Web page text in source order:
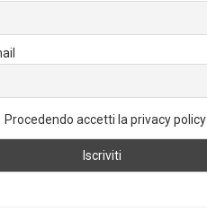
Procedendo accetti la privacy policy